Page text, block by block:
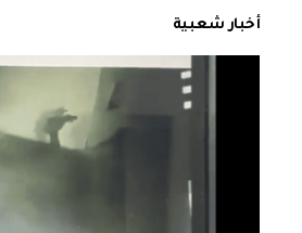
أخبار شعبية